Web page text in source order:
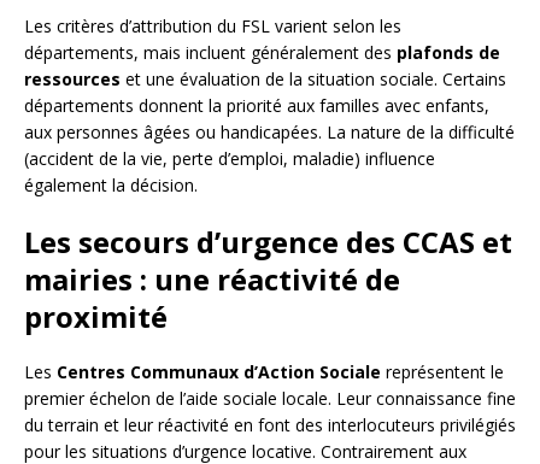
Les critères d’attribution du FSL varient selon les
départements, mais incluent généralement des plafonds de
ressources et une évaluation de la situation sociale. Certains
départements donnent la priorité aux familles avec enfants,
aux personnes âgées ou handicapées. La nature de la difficulté
(accident de la vie, perte d’emploi, maladie) influence
également la décision.
Les secours d’urgence des CCAS et
mairies : une réactivité de
proximité
Les Centres Communaux d’Action Sociale représentent le
premier échelon de l’aide sociale locale. Leur connaissance fine
du terrain et leur réactivité en font des interlocuteurs privilégiés
pour les situations d’urgence locative. Contrairement aux